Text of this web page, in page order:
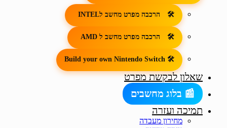
הרכבה מפרט מחשב לINTEL
הרכבה מפרט מחשב ל AMD
Build your own Nintendo Switch
שאלון לבקשת מפרט
בלוג מחשבים
תמיכה ועזרה
מחירון מעבדה